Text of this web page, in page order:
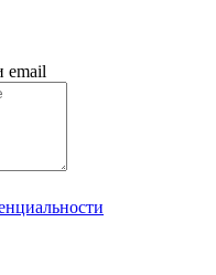
email